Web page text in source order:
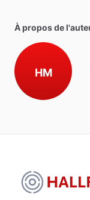
À propos de
HM